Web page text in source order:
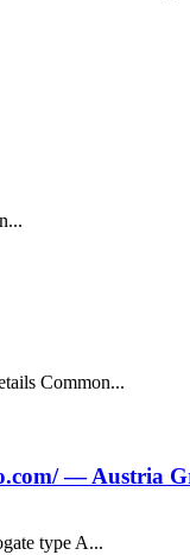
Common...
— Austria
type A...